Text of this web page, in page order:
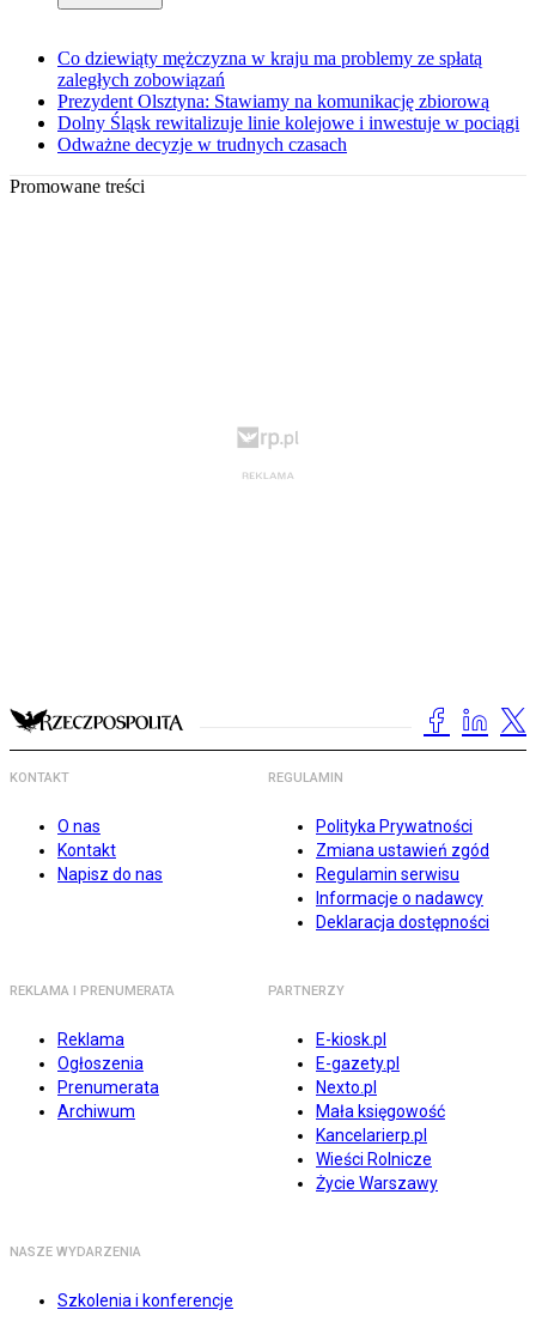
Co dziewiąty mężczyzna w kraju ma problemy ze spłatą
zaległych zobowiązań
Prezydent Olsztyna: Stawiamy na komunikację zbiorową
Dolny Śląsk rewitalizuje linie kolejowe i inwestuje w pociągi
Odważne decyzje w trudnych czasach
Promowane treści
KONTAKT
O nas
Kontakt
Napisz do nas
REGULAMIN
Polityka Prywatności
Zmiana ustawień zgód
Regulamin serwisu
Informacje o nadawcy
Deklaracja dostępności
REKLAMA I PRENUMERATA
Reklama
Ogłoszenia
Prenumerata
Archiwum
PARTNERZY
E-kiosk.pl
E-gazety.pl
Nexto.pl
Mała księgowość
Kancelarierp.pl
Wieści Rolnicze
Życie Warszawy
NASZE WYDARZENIA
Szkolenia i konferencje